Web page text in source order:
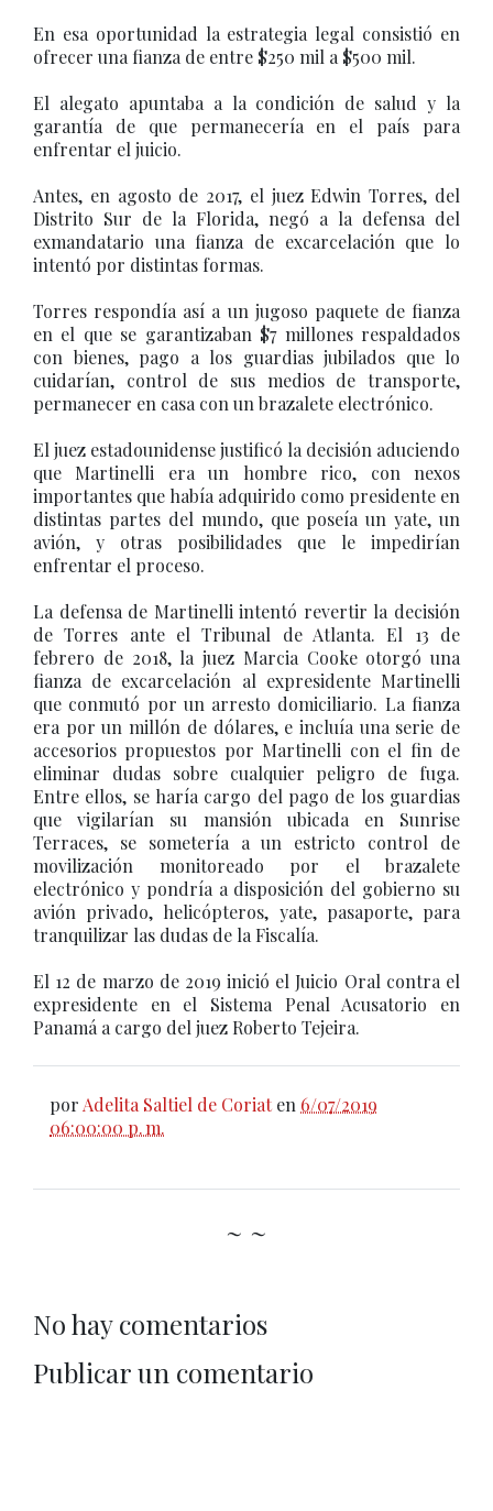
En esa oportunidad la estrategia legal consistió en
ofrecer una fianza de entre $250 mil a $500 mil.
El alegato apuntaba a la condición de salud y la
garantía de que permanecería en el país para
enfrentar el juicio.
Antes, en agosto de 2017, el juez Edwin Torres, del
Distrito Sur de la Florida, negó a la defensa del
exmandatario una fianza de excarcelación que lo
intentó por distintas formas.
Torres respondía así a un jugoso paquete de fianza
en el que se garantizaban $7 millones respaldados
con bienes, pago a los guardias jubilados que lo
cuidarían, control de sus medios de transporte,
permanecer en casa con un brazalete electrónico.
El juez estadounidense justificó la decisión aduciendo
que Martinelli era un hombre rico, con nexos
importantes que había adquirido como presidente en
distintas partes del mundo, que poseía un yate, un
avión, y otras posibilidades que le impedirían
enfrentar el proceso.
La defensa de Martinelli intentó revertir la decisión
de Torres ante el Tribunal de Atlanta. El 13 de
febrero de 2018, la juez Marcia Cooke otorgó una
fianza de excarcelación al expresidente Martinelli
que conmutó por un arresto domiciliario. La fianza
era por un millón de dólares, e incluía una serie de
accesorios propuestos por Martinelli con el fin de
eliminar dudas sobre cualquier peligro de fuga.
Entre ellos, se haría cargo del pago de los guardias
que vigilarían su mansión ubicada en Sunrise
Terraces, se sometería a un estricto control de
movilización monitoreado por el brazalete
electrónico y pondría a disposición del gobierno su
avión privado, helicópteros, yate, pasaporte, para
tranquilizar las dudas de la Fiscalía.
El 12 de marzo de 2019 inició el Juicio Oral contra el
expresidente en el Sistema Penal Acusatorio en
Panamá a cargo del juez Roberto Tejeira.
por Adelita Saltiel de Coriat en 6/07/2019
06:00:00 p. m.
~ ~
No hay comentarios
Publicar un comentario